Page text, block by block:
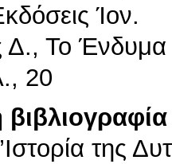
Ίον.
Το Ένδυμα
20
της